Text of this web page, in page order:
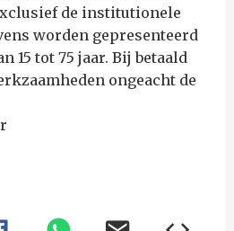
de institutionele
worden gepresenteerd
15 tot 75 jaar. Bij betaald
ongeacht de